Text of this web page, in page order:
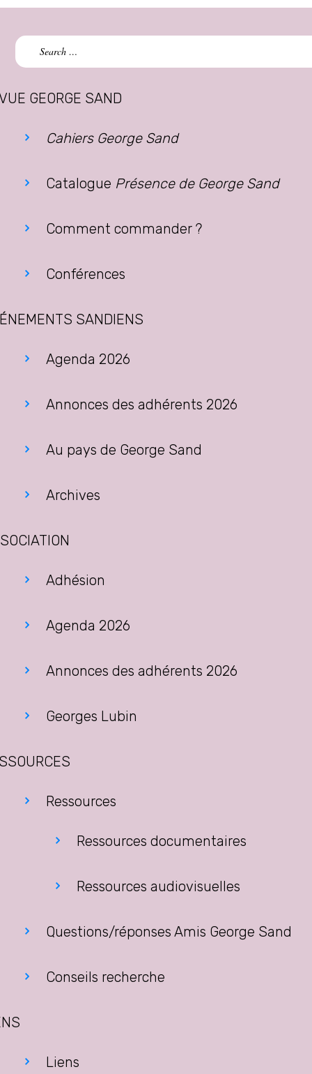
Search
for:
GEORGE SAND
Cahiers George Sand
Catalogue Présence de George Sand
Comment commander ?
Conférences
SANDIENS
Agenda 2026
Annonces des adhérents 2026
Au pays de George Sand
Archives
Adhésion
Agenda 2026
Annonces des adhérents 2026
Georges Lubin
Ressources
Ressources documentaires
Ressources audiovisuelles
Questions/réponses Amis George Sand
Conseils recherche
Liens